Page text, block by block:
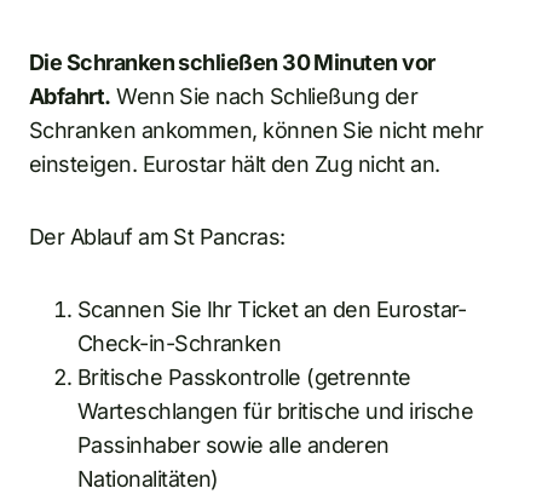
Die Schranken schließen 30 Minuten vor
Abfahrt. Wenn Sie nach Schließung der
Schranken ankommen, können Sie nicht mehr
einsteigen. Eurostar hält den Zug nicht an.
Der Ablauf am St Pancras:
Scannen Sie Ihr Ticket an den Eurostar-
Check-in-Schranken
Britische Passkontrolle (getrennte
Warteschlangen für britische und irische
Passinhaber sowie alle anderen
Nationalitäten)